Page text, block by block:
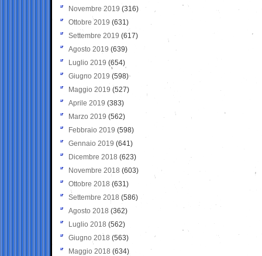
Novembre 2019 (316)
Ottobre 2019 (631)
Settembre 2019 (617)
Agosto 2019 (639)
Luglio 2019 (654)
Giugno 2019 (598)
Maggio 2019 (527)
Aprile 2019 (383)
Marzo 2019 (562)
Febbraio 2019 (598)
Gennaio 2019 (641)
Dicembre 2018 (623)
Novembre 2018 (603)
Ottobre 2018 (631)
Settembre 2018 (586)
Agosto 2018 (362)
Luglio 2018 (562)
Giugno 2018 (563)
Maggio 2018 (634)